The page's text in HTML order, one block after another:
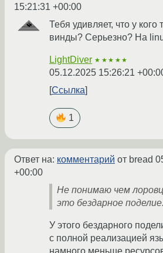
15:21:31 +00:00
Тебя удивляет, что у
винды? Серьезно? На
LightDiver ★★★★★
05.12.2025 15:26:21
Ссылка
1
Ответ на: комментарий от bread
+00:00
Не понимаю чем
это бездарное поделие.
У этого бездарного
с полной реализацией
намного меньше